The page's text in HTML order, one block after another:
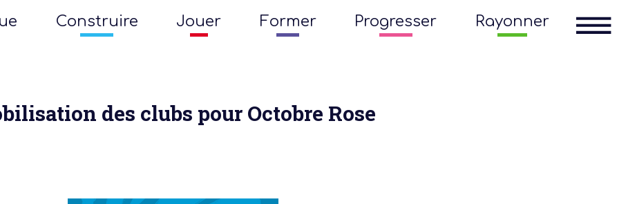
Construire Jouer Former Progresser Rayonner
des clubs pour Octobre Rose